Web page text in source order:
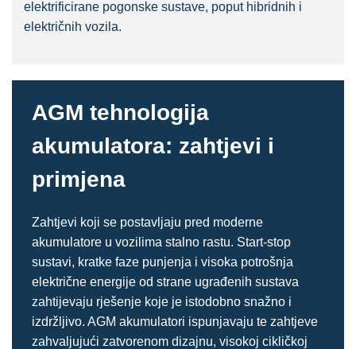
elektrificirane pogonske sustave, poput hibridnih i
električnih vozila.
AGM tehnologija
akumulatora: zahtjevi i
primjena
Zahtjevi koji se postavljaju pred moderne
akumulatore u vozilima stalno rastu. Start-stop
sustavi, kratke faze punjenja i visoka potrošnja
električne energije od strane ugrađenih sustava
zahtijevaju rješenje koje je istodobno snažno i
izdržljivo. AGM akumulatori ispunjavaju te zahtjeve
zahvaljujući zatvorenom dizajnu, visokoj cikličkoj